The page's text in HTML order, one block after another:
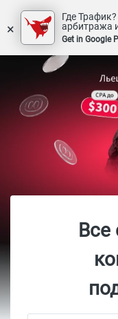
×
Где
арбитража
Get in Google
Все